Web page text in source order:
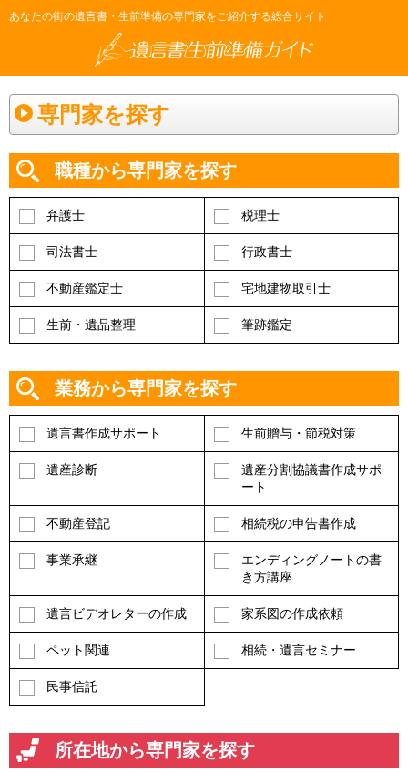
あなたの街の遺言書・生前準備の専門家をご紹介する総合サイト
専門家を探す
職種から専門家を探す
弁護士 税理士
司法書士 行政書士
不動産鑑定士 宅地建物取引士
生前・遺品整理 筆跡鑑定
業務から専門家を探す
遺言書作成サポート 生前贈与・節税対策
遺産診断
遺産分割協議書作成サポ
ート
不動産登記 相続税の申告書作成
事業承継
エンディングノートの書
き方講座
遺言ビデオレターの作成 家系図の作成依頼
ペット関連 相続・遺言セミナー
民事信託
所在地から専門家を探す